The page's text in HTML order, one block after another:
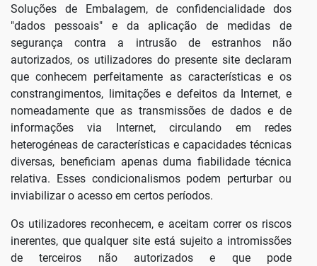
Soluções de Embalagem, de confidencialidade dos
"dados pessoais" e da aplicação de medidas de
segurança contra a intrusão de estranhos não
autorizados, os utilizadores do presente site declaram
que conhecem perfeitamente as características e os
constrangimentos, limitações e defeitos da Internet, e
nomeadamente que as transmissões de dados e de
informações via Internet, circulando em redes
heterogéneas de características e capacidades técnicas
diversas, beneficiam apenas duma fiabilidade técnica
relativa. Esses condicionalismos podem perturbar ou
inviabilizar o acesso em certos períodos.
Os utilizadores reconhecem, e aceitam correr os riscos
inerentes, que qualquer site está sujeito a intromissões
de terceiros não autorizados e que pode